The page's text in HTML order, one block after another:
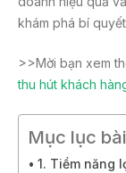
o
k
khám phá bí
>>Mời bạn xem
thu hút khách
Mục lục
1. Tiềm năng